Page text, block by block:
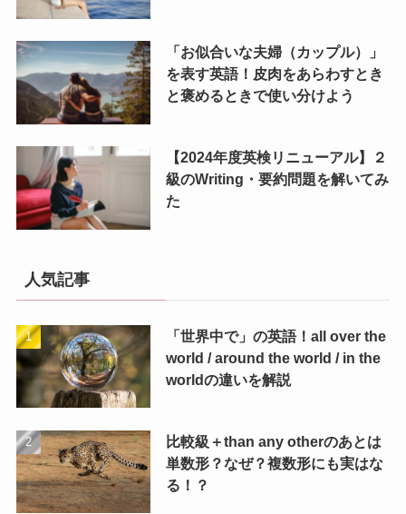
「お似合いな夫婦（カップル）」
を表す英語！皮肉をあらわすとき
と褒めるときで使い分けよう
【2024年度英検リニューアル】２
級のWriting・要約問題を解いてみ
た
人気記事
「世界中で」の英語！all over the
world / around the world / in the
worldの違いを解説
比較級＋than any otherのあとは
単数形？なぜ？複数形にも実はな
る！？